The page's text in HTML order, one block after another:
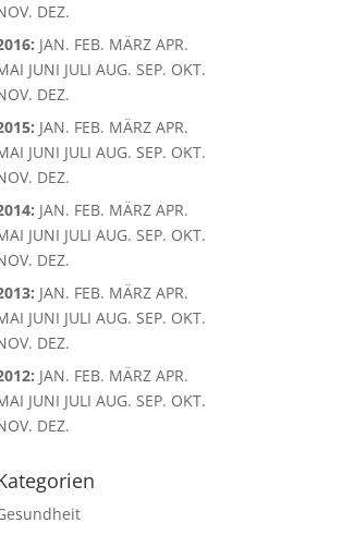
DEZ.
: JAN. FEB. MÄRZ APR.
JUNI JULI AUG. SEP. OKT.
DEZ.
: JAN. FEB. MÄRZ APR.
JUNI JULI AUG. SEP. OKT.
DEZ.
: JAN. FEB. MÄRZ APR.
JUNI JULI AUG. SEP. OKT.
DEZ.
: JAN. FEB. MÄRZ APR.
JUNI JULI AUG. SEP. OKT.
DEZ.
: JAN. FEB. MÄRZ APR.
JUNI JULI AUG. SEP. OKT.
DEZ.